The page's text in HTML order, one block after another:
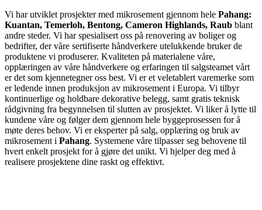
Vi har utviklet prosjekter med mikrosement gjennom hele Pahang:
Kuantan, Temerloh, Bentong, Cameron Highlands, Raub blant
andre steder. Vi har spesialisert oss på renovering av boliger og
bedrifter, der våre sertifiserte håndverkere utelukkende bruker de
produktene vi produserer. Kvaliteten på materialene våre,
opplæringen av våre håndverkere og erfaringen til salgsteamet vårt
er det som kjennetegner oss best. Vi er et veletablert varemerke som
er ledende innen produksjon av mikrosement i Europa. Vi tilbyr
kontinuerlige og holdbare dekorative belegg, samt gratis teknisk
rådgivning fra begynnelsen til slutten av prosjektet. Vi liker å lytte til
kundene våre og følger dem gjennom hele byggeprosessen for å
møte deres behov. Vi er eksperter på salg, opplæring og bruk av
mikrosement i Pahang. Systemene våre tilpasser seg behovene til
hvert enkelt prosjekt for å gjøre det unikt. Vi hjelper deg med å
realisere prosjektene dine raskt og effektivt.